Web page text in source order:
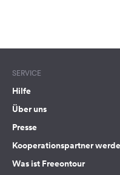
SERVICE
Hilfe
Über uns
Presse
Kooperationspartner
Was ist Freeontour